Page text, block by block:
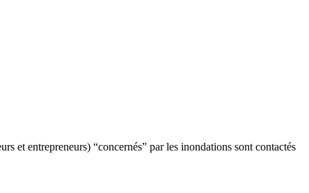
et entrepreneurs) “concernés” par les inondations sont contactés